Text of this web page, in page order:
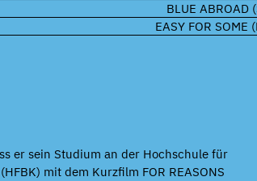
BLUE ABROAD
EASY FOR SOME
er sein Studium an der Hochschule für
mit dem Kurzfilm FOR REASONS